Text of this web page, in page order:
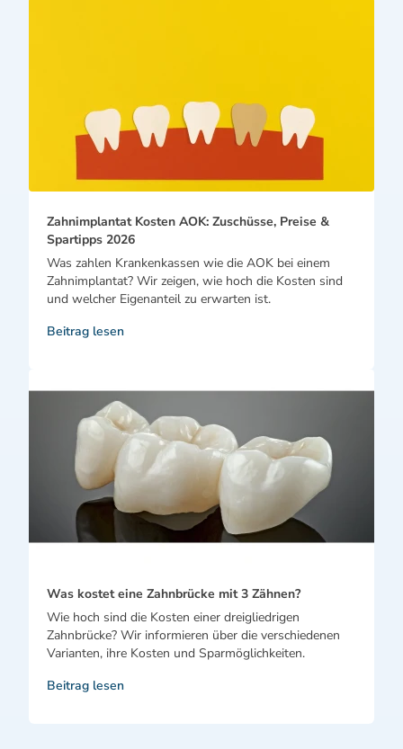
Zahnimplantat Kosten AOK: Zuschüsse, Preise &
Spartipps 2026
Was zahlen Krankenkassen wie die AOK bei einem
Zahnimplantat? Wir zeigen, wie hoch die Kosten sind
und welcher Eigenanteil zu erwarten ist.
Beitrag lesen
Was kostet eine Zahnbrücke mit 3 Zähnen?
Wie hoch sind die Kosten einer dreigliedrigen
Zahnbrücke? Wir informieren über die verschiedenen
Varianten, ihre Kosten und Sparmöglichkeiten.
Beitrag lesen